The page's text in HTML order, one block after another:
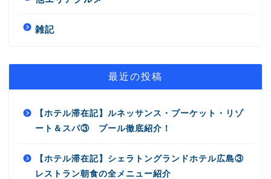
雑記
最近の投稿
【ホテル滞在記】ルネッサンス・プーケット・リゾ
ート＆スパ③ プール徹底紹介！
【ホテル滞在記】シェラトングランドホテル広島③
レストラン朝食の全メニュー紹介